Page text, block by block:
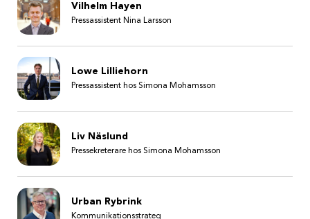
Vilhelm Hayen
Pressassistent Nina Larsson
Lowe Lilliehorn
Pressassistent hos Simona Mohamsson
Liv Näslund
Pressekreterare hos Simona Mohamsson
Urban Rybrink
Kommunikationsstrateg